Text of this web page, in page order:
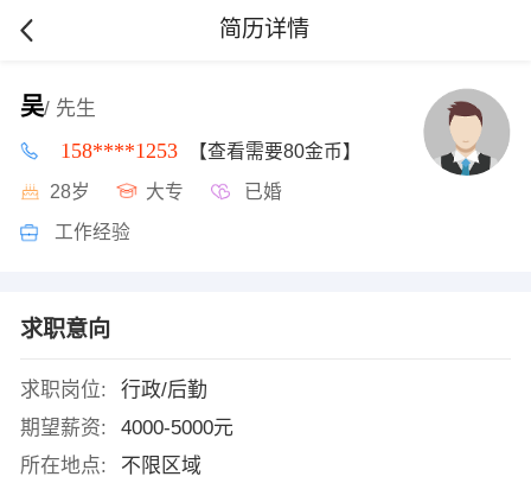
简历详情
吴/ 先生
158****1253 【查看需要80金币】
28岁 大专 已婚
工作经验
求职意向
求职岗位:
行政/后勤
期望薪资:
4000-5000元
所在地点:
不限区域